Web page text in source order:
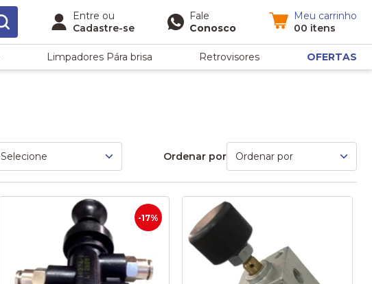
Entre ou
Cadastre-se
Fale
Conosco
Meu carrinho
00 itens
Limpadores Pára brisa Retrovisores OFERTAS
Ordenar por
-17%